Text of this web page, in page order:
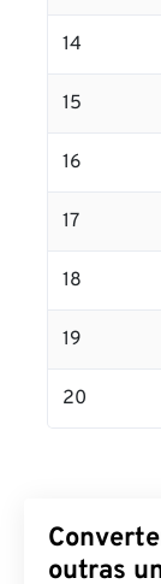
14
15
16
17
18
19
20
outras